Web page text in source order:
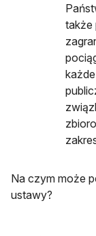
także
Na czym może
ustawy?